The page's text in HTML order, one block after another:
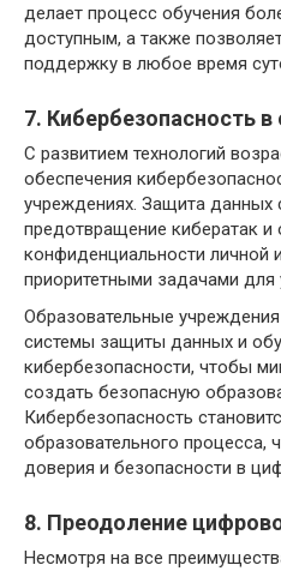
делает процесс обучения
доступным, а также
поддержку в любое время
7. Кибербезопасность в
С развитием технологий
обеспечения
учреждениях. Защита данных
предотвращение кибератак и
конфиденциальности личной
приоритетными задачами для
Образовательные
системы защиты данных и
кибербезопасности, чтобы
создать безопасную
Кибербезопасность
образовательного процесса,
доверия и безопасности в
8. Преодоление
Несмотря на все